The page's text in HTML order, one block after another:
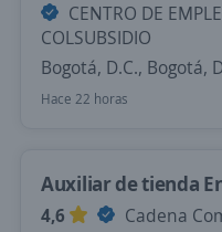
CENTRO DE
COLSUBSIDIO
Bogotá, D.C., Bogotá,
Hace 22 horas
Auxiliar de tienda
4,6
Cadena